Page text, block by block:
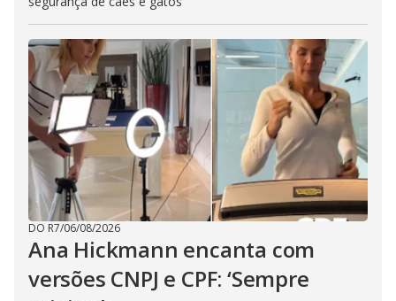
DO R7/06/08/2026
Ana Hickmann encanta com
versões CNPJ e CPF: ‘Sempre